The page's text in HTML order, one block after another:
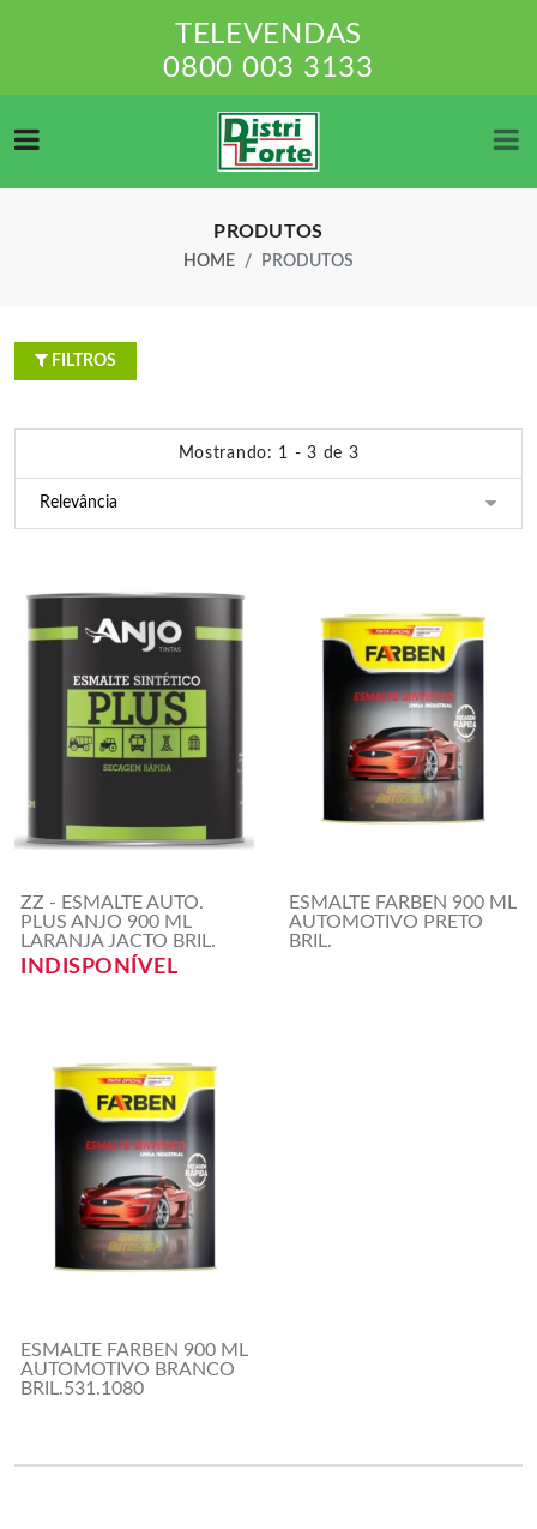
TELEVENDAS
0800 003 3133
PRODUTOS
HOME PRODUTOS
FILTROS
Mostrando: 1 - 3 de 3
ZZ - ESMALTE AUTO.
PLUS ANJO 900 ML
LARANJA JACTO BRIL.
INDISPONÍVEL
ESMALTE FARBEN 900 ML
AUTOMOTIVO PRETO
BRIL.
ESMALTE FARBEN 900 ML
AUTOMOTIVO BRANCO
BRIL.531.1080